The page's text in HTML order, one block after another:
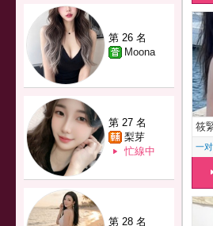
第 26 名
Moona
第 27 名
梨芽
忙線中
第 28 名
筱
一